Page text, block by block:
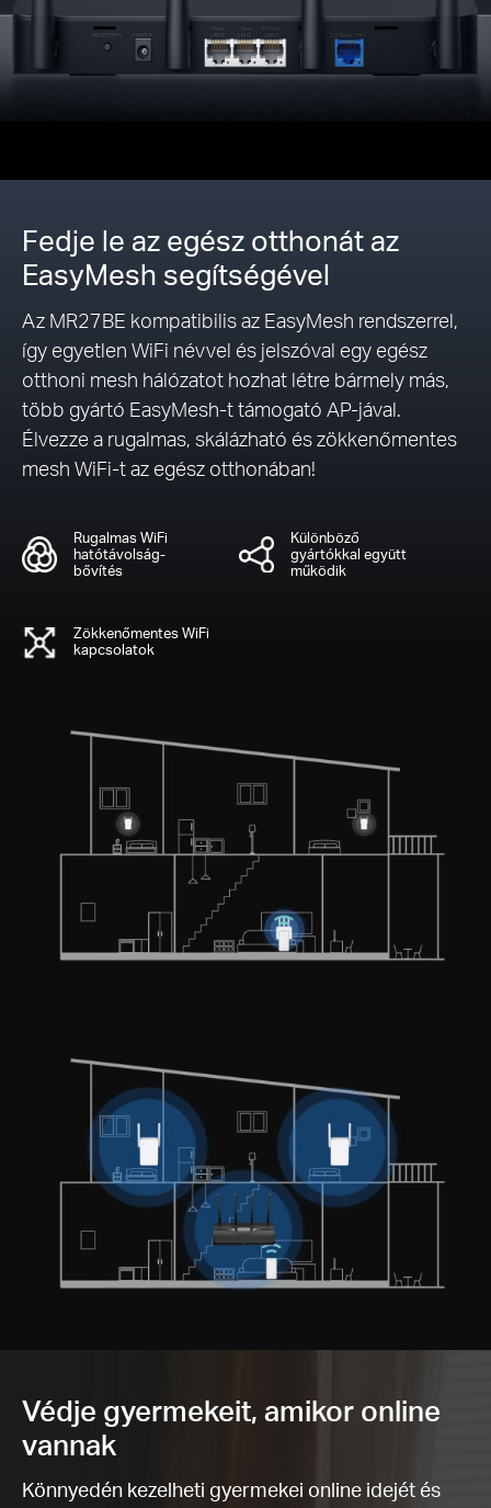
Fedje le az egész otthonát az
EasyMesh segítségével
Az MR27BE kompatibilis az EasyMesh rendszerrel,
így egyetlen WiFi névvel és jelszóval egy egész
otthoni mesh hálózatot hozhat létre bármely más,
több gyártó EasyMesh-t támogató AP-jával.
Élvezze a rugalmas, skálázható és zökkenőmentes
mesh WiFi-t az egész otthonában!
Rugalmas WiFi
hatótávolság-
bővítés
Különböző
gyártókkal együtt
működik
Zökkenőmentes WiFi
kapcsolatok
Védje gyermekeit, amikor online
vannak
Könnyedén kezelheti gyermekei online idejét és